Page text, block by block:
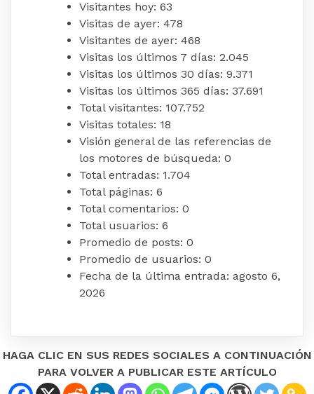
Visitantes hoy: 63
Visitas de ayer: 478
Visitantes de ayer: 468
Visitas los últimos 7 días: 2.045
Visitas los últimos 30 días: 9.371
Visitas los últimos 365 días: 37.691
Total visitantes: 107.752
Visitas totales: 18
Visión general de las referencias de
los motores de búsqueda: 0
Total entradas: 1.704
Total páginas: 6
Total comentarios: 0
Total usuarios: 6
Promedio de posts: 0
Promedio de usuarios: 0
Fecha de la última entrada: agosto 6,
2026
HAGA CLIC EN SUS REDES SOCIALES A CONTINUACIÓN
PARA VOLVER A PUBLICAR ESTE ARTÍCULO